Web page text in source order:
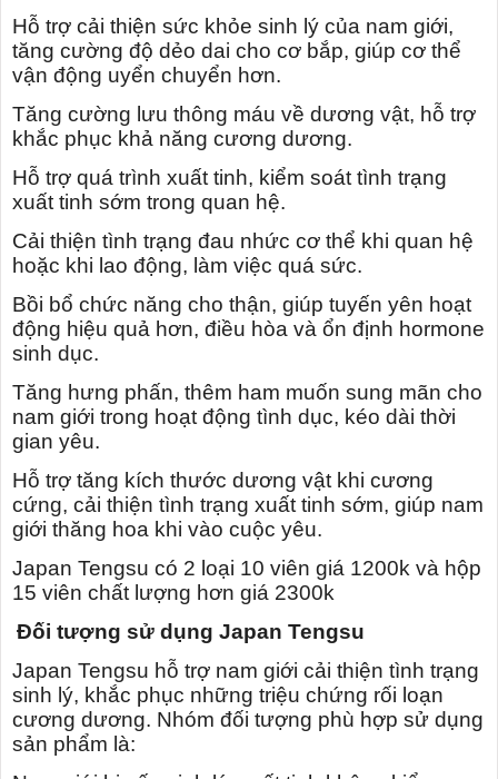
Hỗ trợ cải thiện sức khỏe sinh lý của nam giới,
tăng cường độ dẻo dai cho cơ bắp, giúp cơ thể
vận động uyển chuyển hơn.
Tăng cường lưu thông máu về dương vật, hỗ trợ
khắc phục khả năng cương dương.
Hỗ trợ quá trình xuất tinh, kiểm soát tình trạng
xuất tinh sớm trong quan hệ.
Cải thiện tình trạng đau nhức cơ thể khi quan hệ
hoặc khi lao động, làm việc quá sức.
Bồi bổ chức năng cho thận, giúp tuyến yên hoạt
động hiệu quả hơn, điều hòa và ổn định hormone
sinh dục.
Tăng hưng phấn, thêm ham muốn sung mãn cho
nam giới trong hoạt động tình dục, kéo dài thời
gian yêu.
Hỗ trợ tăng kích thước dương vật khi cương
cứng, cải thiện tình trạng xuất tinh sớm, giúp nam
giới thăng hoa khi vào cuộc yêu.
Japan Tengsu có 2 loại 10 viên giá 1200k và hộp
15 viên chất lượng hơn giá 2300k
Đối tượng sử dụng Japan Tengsu
Japan Tengsu hỗ trợ nam giới cải thiện tình trạng
sinh lý, khắc phục những triệu chứng rối loạn
cương dương. Nhóm đối tượng phù hợp sử dụng
sản phẩm là: